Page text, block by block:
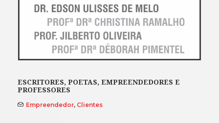
ESCRITORES, POETAS, EMPREENDEDORES E
PROFESSORES
Empreendedor, Clientes